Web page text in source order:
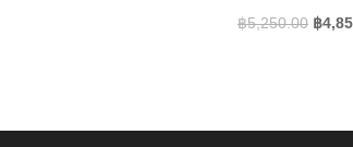
฿5,250.00 ฿